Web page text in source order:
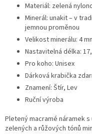
Materiál: zelená
Minerál: unakit – v
jemnou proměnou
Velikost minerálu: 4
Nastavitelná délka:
Pro koho: Unisex
Dárková krabička
Znamení: Štír, Lev
Ruční výroba
Pletený macramé náramek
zelených a růžových tónů